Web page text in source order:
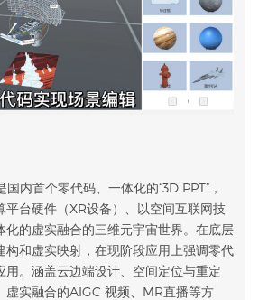
内首个零代码、一体化的“3D PPT”，
平台硬件（XR设备）、以空间互联网技
化的虚实融合的三维元宇宙世界。在底层
构和虚实映射，在现阶段应用上强调零代
用。涵盖云边端设计、空间定位与重定
虚实融合的AIGC 视频、MR直播等方